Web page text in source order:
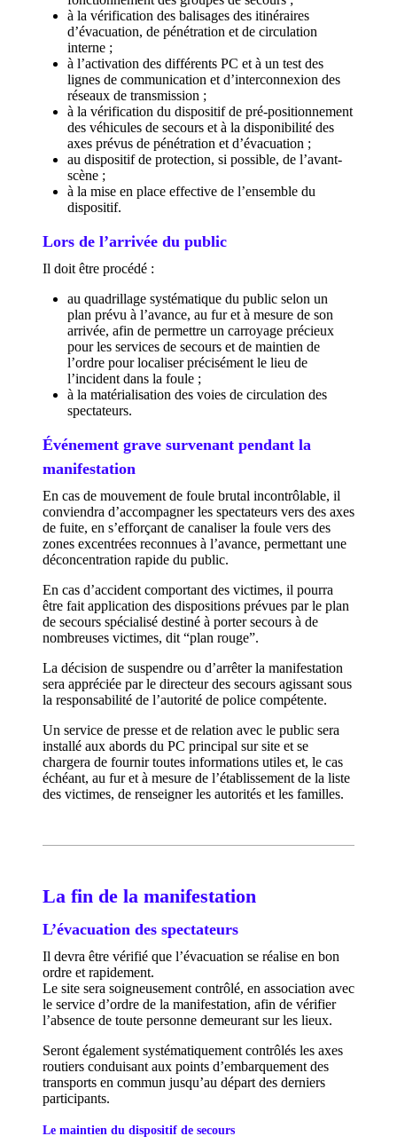
à la vérification des balisages des itinéraires
d’évacuation, de pénétration et de circulation
interne ;
à l’activation des différents PC et à un test des
lignes de communication et d’interconnexion des
réseaux de transmission ;
à la vérification du dispositif de pré-positionnement
des véhicules de secours et à la disponibilité des
axes prévus de pénétration et d’évacuation ;
au dispositif de protection, si possible, de l’avant-
scène ;
à la mise en place effective de l’ensemble du
dispositif.
Lors de l’arrivée du public
Il doit être procédé :
au quadrillage systématique du public selon un
plan prévu à l’avance, au fur et à mesure de son
arrivée, afin de permettre un carroyage précieux
pour les services de secours et de maintien de
l’ordre pour localiser précisément le lieu de
l’incident dans la foule ;
à la matérialisation des voies de circulation des
spectateurs.
Événement grave survenant pendant la
manifestation
En cas de mouvement de foule brutal incontrôlable, il
conviendra d’accompagner les spectateurs vers des axes
de fuite, en s’efforçant de canaliser la foule vers des
zones excentrées reconnues à l’avance, permettant une
déconcentration rapide du public.
En cas d’accident comportant des victimes, il pourra
être fait application des dispositions prévues par le plan
de secours spécialisé destiné à porter secours à de
nombreuses victimes, dit “plan rouge”.
La décision de suspendre ou d’arrêter la manifestation
sera appréciée par le directeur des secours agissant sous
la responsabilité de l’autorité de police compétente.
Un service de presse et de relation avec le public sera
installé aux abords du PC principal sur site et se
chargera de fournir toutes informations utiles et, le cas
échéant, au fur et à mesure de l’établissement de la liste
des victimes, de renseigner les autorités et les familles.
La fin de la manifestation
L’évacuation des spectateurs
Il devra être vérifié que l’évacuation se réalise en bon
ordre et rapidement.
Le site sera soigneusement contrôlé, en association avec
le service d’ordre de la manifestation, afin de vérifier
l’absence de toute personne demeurant sur les lieux.
Seront également systématiquement contrôlés les axes
routiers conduisant aux points d’embarquement des
transports en commun jusqu’au départ des derniers
participants.
Le maintien du dispositif de secours